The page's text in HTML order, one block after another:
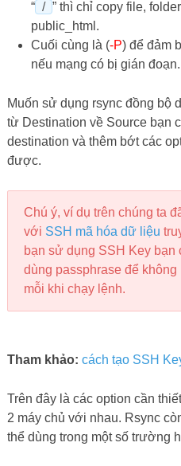
“ / ” thì chỉ copy file,
public_html.
Cuối cùng là (-P) để đảm
nếu mạng có bị gián đoạn.
Muốn sử dụng rsync đồng bộ
từ Destination về Source bạn
destination và thêm bớt các
được.
Chú ý, ví dụ trên chúng ta
với SSH mã hóa dữ liệu
bạn sử dụng SSH Key bạn
dùng passphrase để
mỗi khi chạy lệnh.
Tham khảo: cách tạo SSH
Trên đây là các option cần
2 máy chủ với nhau. Rsync
thể dùng trong một số trường